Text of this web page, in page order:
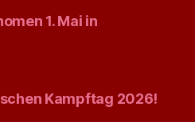
1. Mai in
Kampftag 2026!